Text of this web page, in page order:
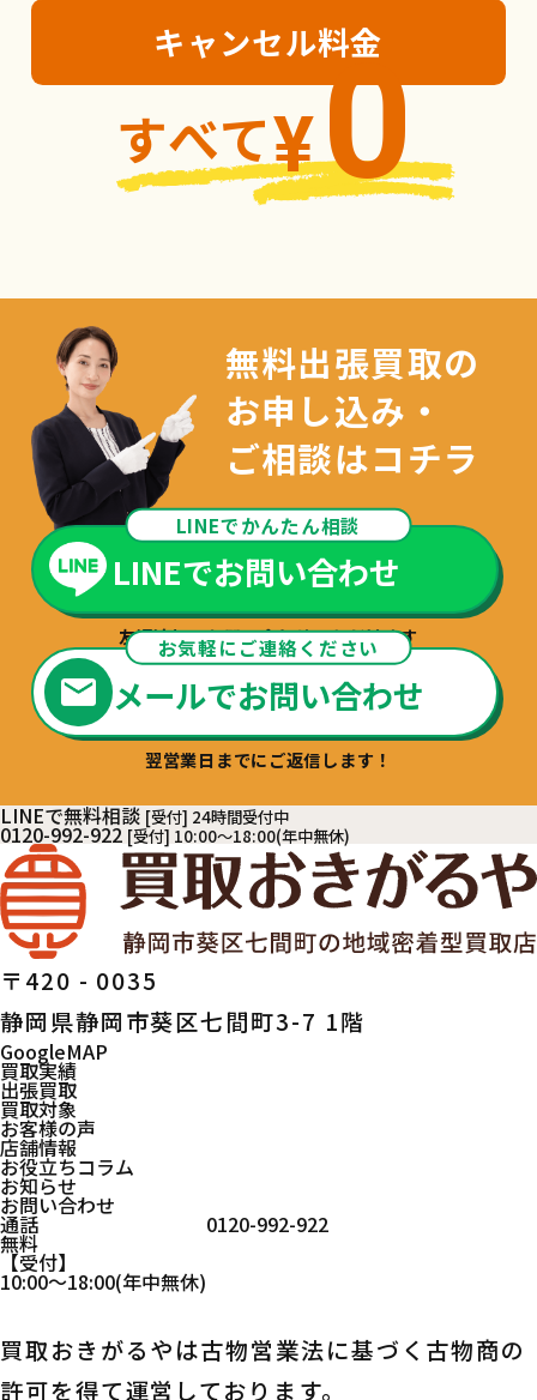
キャンセル料金
すべて¥0
無料出張買取の
お申し込み・
ご相談はコチラ
LINEでかんたん相談
LINEでお問い合わせ
友達追加でお問い合わせいただけます
お気軽にご連絡ください
メールでお問い合わせ
翌営業日までにご返信します！
LINEで無料相談 [受付] 24時間受付中
0120-992-922 [受付] 10:00～18:00(年中無休)
〒420 - 0035
静岡県静岡市葵区七間町3-7 1階
GoogleMAP
買取実績
出張買取
買取対象
お客様の声
店舗情報
お役立ちコラム
お知らせ
お問い合わせ
通話
無料
0120-992-922
受付
10:00～18:00(年中無休)
買取おきがるやは古物営業法に基づく古物商の
許可を得て運営しております。